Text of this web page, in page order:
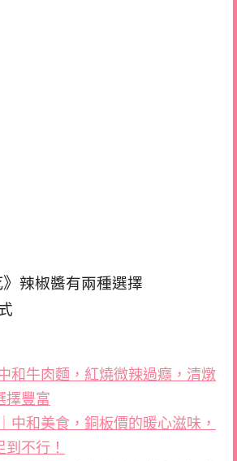
辣椒醬有兩種選擇
和牛肉麵，紅燒微辣過癮，清燉
擇豐富
中和美食，銅板價的暖心滋味，
不行！